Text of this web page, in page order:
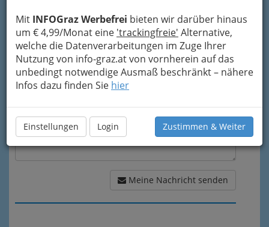
Mit INFOGraz Werbefrei bieten wir darüber hinaus
um € 4,99/Monat eine 'trackingfreie' Alternative,
welche die Datenverarbeitungen im Zuge Ihrer
Nutzung von info-graz.at von vornherein auf das
unbedingt notwendige Ausmaß beschränkt – nähere
Infos dazu finden Sie hier
Einstellungen Login Zustimmen & Weiter
Meine Nachricht
Meine Nachricht senden